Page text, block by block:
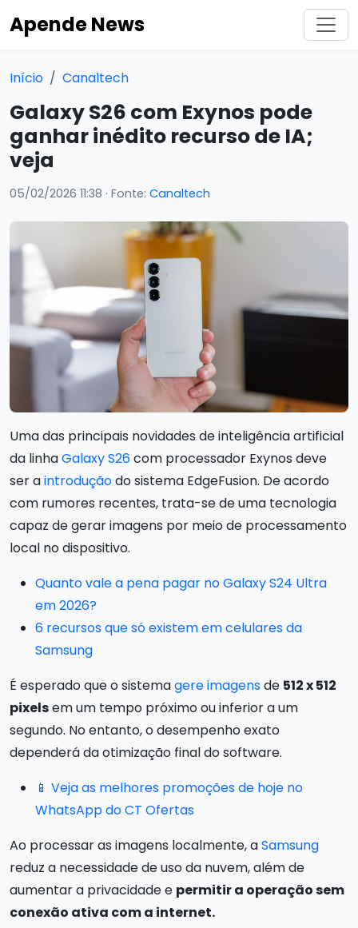
Apende News
Início Canaltech
Galaxy S26 com Exynos pode
ganhar inédito recurso de IA;
veja
05/02/2026 11:38 · Fonte: Canaltech
Uma das principais novidades de inteligência artificial
da linhaGalaxy S26com processador Exynos deve
ser aintroduçãodo sistema EdgeFusion. De acordo
com rumores recentes, trata-se de uma tecnologia
capaz de gerar imagens por meio de processamento
local no dispositivo.
Quanto vale a pena pagar no Galaxy S24 Ultra
em 2026?
6 recursos que só existem em celulares da
Samsung
É esperado que o sistemagere imagensde 512 x 512
pixelsem um tempo próximo ou inferior a um
segundo. No entanto, o desempenho exato
dependerá da otimização final do software.
📱 Veja as melhores promoções de hoje no
WhatsApp do CT Ofertas
Ao processar as imagens localmente, aSamsung
reduz a necessidade de uso da nuvem, além de
aumentar a privacidade e permitir a operação sem
conexão ativa com a internet.